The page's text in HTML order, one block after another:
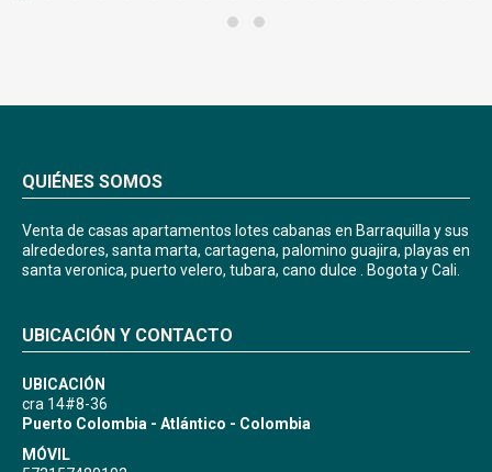
QUIÉNES SOMOS
Venta de casas apartamentos lotes cabanas en Barraquilla y sus
alrededores, santa marta, cartagena, palomino guajira, playas en
santa veronica, puerto velero, tubara, cano dulce . Bogota y Cali.
UBICACIÓN
cra 14#8-36
Puerto Colombia - Atlántico - Colombia